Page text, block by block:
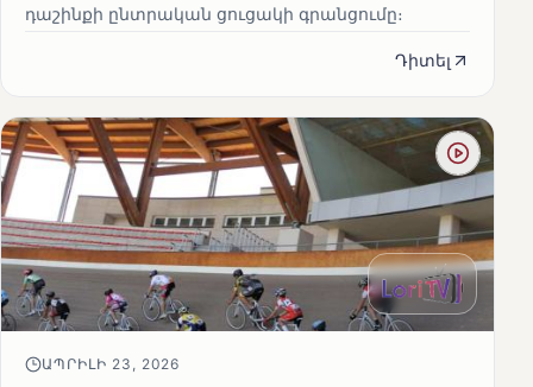
դաշինքի ընտրական ցուցակի գրանցումը։
Դիտել
ԱՊՐԻԼԻ 23, 2026